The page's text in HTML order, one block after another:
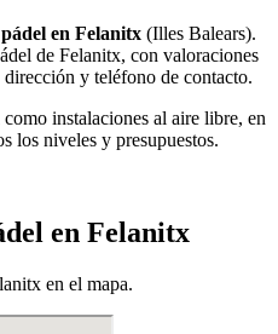
en Felanitx (Illes Balears).
de Felanitx, con valoraciones
y teléfono de contacto.
instalaciones al aire libre, en
los niveles y presupuestos.
en Felanitx
en el mapa.